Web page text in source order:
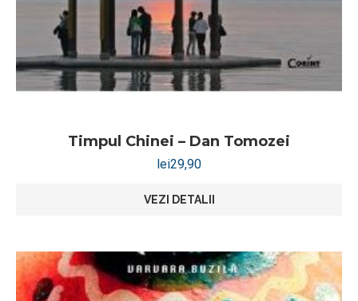
Timpul Chinei – Dan Tomozei
lei29,90
VEZI DETALII